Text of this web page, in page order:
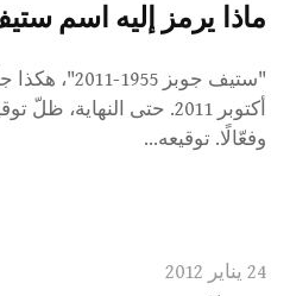
ماذا يرمز إليه اسم
أكتوبر 2011. حتى النهاية،
وفعّالًا. توقيعه...
24 يناير 2012